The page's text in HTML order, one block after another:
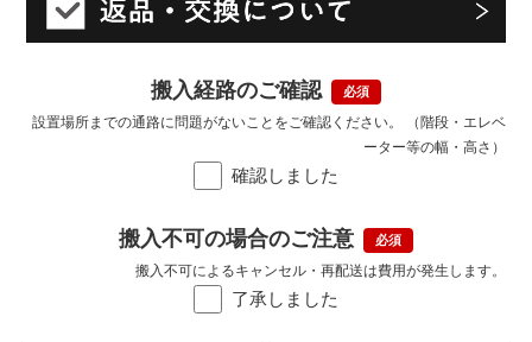
搬入経路のご確認
確認しました
設置場所までの通路に問題がないことをご確認ください。 （階段・エレベ
ーター等の幅・高さ）
搬入不可の場合のご注意
了承しました
搬入不可によるキャンセル・再配送は費用が発生します。